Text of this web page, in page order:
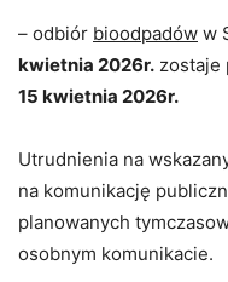
– odbiór bioodpadów w
kwietnia 2026r. zostaje
15 kwietnia 2026r.
Utrudnienia na
na komunikację
planowanych
osobnym komunikacie.